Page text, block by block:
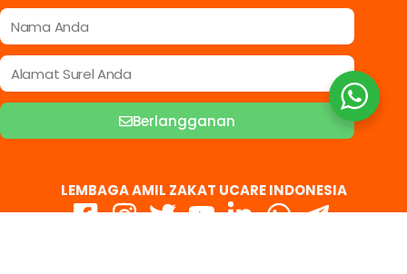
Berlangganan
LEMBAGA AMIL ZAKAT UCARE INDONESIA